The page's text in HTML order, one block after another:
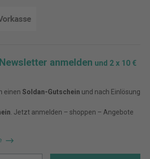
anmelden und 2 x 10 €
einen Soldan-Gutschein und nach Einlösung
. Jetzt anmelden – shoppen – Angebote